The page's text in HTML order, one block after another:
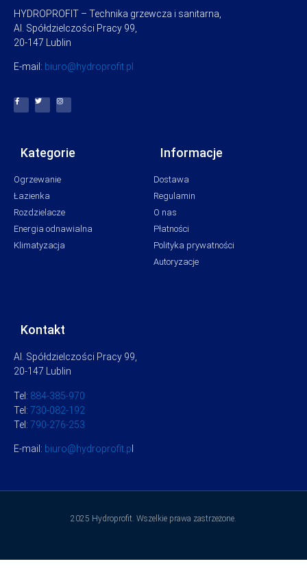
HYDROPROFIT – Technika grzewcza i sanitarna,
Al. Spółdzielczości Pracy 99,
20-147 Lublin
E-mail: biuro@hydroprofit.pl
Kategorie
Ogrzewanie
Łazienka
Rozdzielacze
Energia odnawialna
Klimatyzacja
Informacje
Dostawa
Regulamin
O nas
Płatności
Polityka prywatności
Autoryzacje
Kontakt
Al. Spółdzielczości Pracy 99,
20-147 Lublin
Tel: 884-385-970
Tel: 730-082-192
Tel: 790-276-253
E-mail: biuro@hydroprofit.p
2025 Hydroprofit. Wszelkie prawa zastrzeżone.